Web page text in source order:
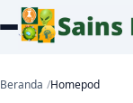
Beranda Homepod